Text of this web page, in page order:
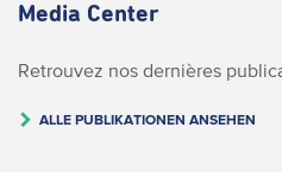
Media Center
Retrouvez nos dernières
ALLE PUBLIKATIONEN ANSEHEN